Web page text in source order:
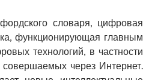
словаря, цифровая
функционирующая главным
технологий, в частности
совершаемых через Интернет.